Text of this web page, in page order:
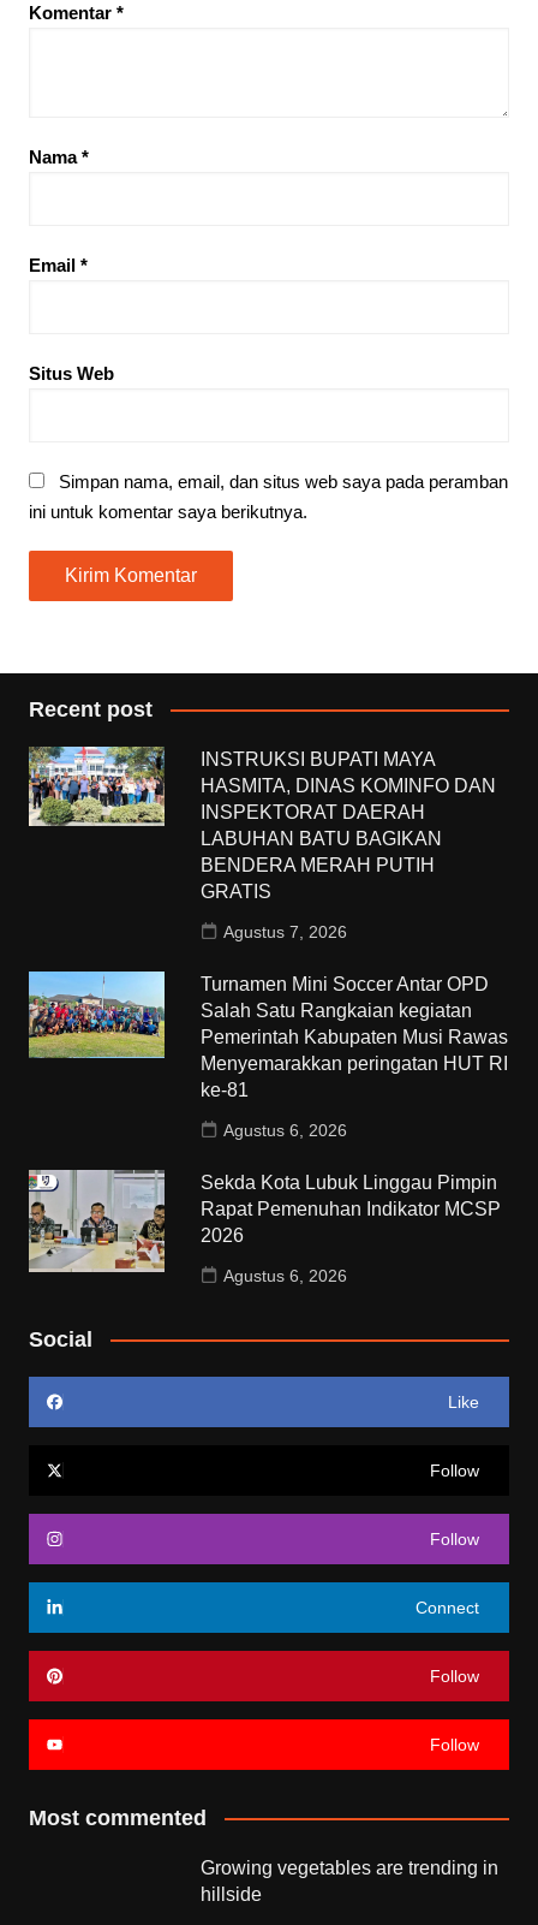
Komentar *
Nama*
Email *
Situs Web
Simpan nama, email, dan situs web saya pada peramban
ini untuk komentar saya berikutnya.
Recent post
INSTRUKSI BUPATI MAYA
HASMITA, DINAS KOMINFO DAN
INSPEKTORAT DAERAH
LABUHAN BATU BAGIKAN
BENDERA MERAH PUTIH
GRATIS
Agustus 7, 2026
Turnamen Mini Soccer Antar OPD
Salah Satu Rangkaian kegiatan
Pemerintah Kabupaten Musi Rawas
Menyemarakkan peringatan HUT RI
ke-81
Agustus 6, 2026
Sekda Kota Lubuk Linggau Pimpin
Rapat Pemenuhan Indikator MCSP
2026
Agustus 6, 2026
Social
Like
Follow
Follow
Connect
Follow
Follow
Most commented
Growing vegetables are trending in
hillside